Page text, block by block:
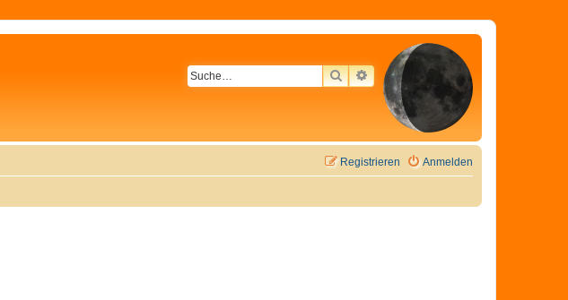
SUCHEERWEITERTE SUCHE
Anmelden
Registrieren